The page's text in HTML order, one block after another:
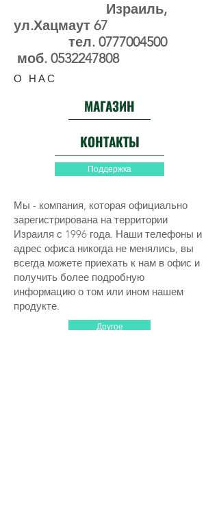
Израиль,
ул.Хацмаут 67
тел. 0777004500
моб. 0532247808
О НАС
МАГАЗИН
КОНТАКТЫ
Поддержка
Мы - компания, которая официально
зарегистрирована на территории
Израиля с 1996 года. Наши телефоны и
адрес офиса никогда не менялись, вы
всегда можете приехать к нам в офис и
получить более подробную
информацию о том или ином нашем
продукте.
Другое